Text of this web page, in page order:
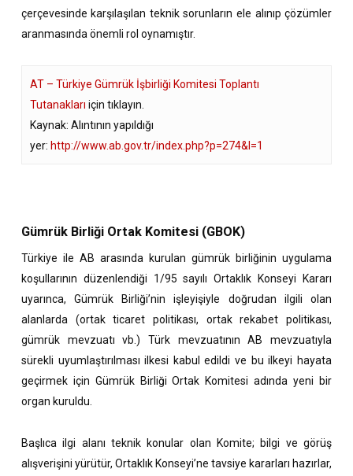
çerçevesinde karşılaşılan teknik sorunların ele alınıp çözümler
aranmasında önemli rol oynamıştır.
AT – Türkiye Gümrük İşbirliği Komitesi Toplantı
Tutanakları için tıklayın.
Kaynak: Alıntının yapıldığı
yer: http://www.ab.gov.tr/index.php?p=274&l=1
Gümrük Birliği Ortak Komitesi (GBOK)
Türkiye ile AB arasında kurulan gümrük birliğinin uygulama
koşullarının düzenlendiği 1/95 sayılı Ortaklık Konseyi Kararı
uyarınca, Gümrük Birliği’nin işleyişiyle doğrudan ilgili olan
alanlarda (ortak ticaret politikası, ortak rekabet politikası,
gümrük mevzuatı vb.) Türk mevzuatının AB mevzuatıyla
sürekli uyumlaştırılması ilkesi kabul edildi ve bu ilkeyi hayata
geçirmek için Gümrük Birliği Ortak Komitesi adında yeni bir
organ kuruldu.
Başlıca ilgi alanı teknik konular olan Komite; bilgi ve görüş
alışverişini yürütür, Ortaklık Konseyi’ne tavsiye kararları hazırlar,